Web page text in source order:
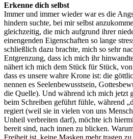
Erkenne dich selbst
Immer und immer wieder war es die
hindern suchte, bei mir selbst
gleichzeitig, die mich aufgrund ihrer
einengenden Eigenschaften so lange
schließlich dazu brachte, mich so sehr
Entgrenzung, dass ich mich ihr
nähert ich mich dem Stück für Stück,
dass es unsere wahre Krone ist: die
nennen es Seelenbewusstsein,
die Quelle). Und während ich mich jetzt
beim Schreiben geführt fühle, während
regiert (weil sie in vielen von uns
Unheil verbreiten darf), möchte ich
bereit sind, nach innen zu blicken.
Freiheit ist, keine Masken mehr tragen